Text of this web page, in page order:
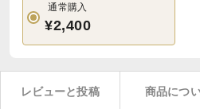
通常購入
¥2,400
レビューと投稿 商品につ